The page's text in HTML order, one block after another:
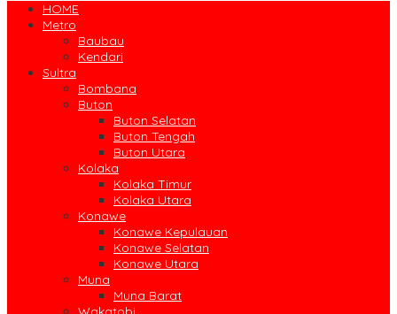
HOME
Metro
Baubau
Kendari
Sultra
Bombana
Buton
Buton Selatan
Buton Tengah
Buton Utara
Kolaka
Kolaka Timur
Kolaka Utara
Konawe
Konawe Kepulauan
Konawe Selatan
Konawe Utara
Muna
Muna Barat